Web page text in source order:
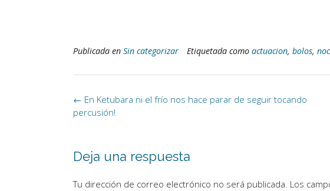
Publicada en Sin categorizar Etiquetada como actuacion, bolos,
Navegación
de
← En Ketubara ni el frío nos hace parar de seguir tocando
percusión!
Deja una respuesta
Tu dirección de correo electrónico no será publicada. Los